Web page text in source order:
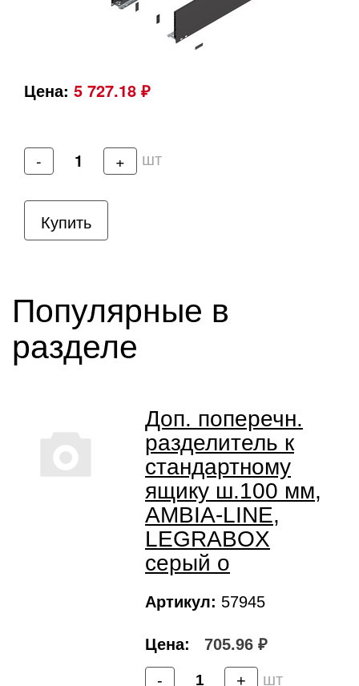
Цена: 5 727.18 ₽
- + шт
Купить
Популярные в
разделе
Доп. поперечн.
разделитель к
стандартному
ящику ш.100 мм,
AMBIA-LINE,
LEGRABOX
серый о
Артикул: 57945
Цена: 705.96 ₽
- + шт